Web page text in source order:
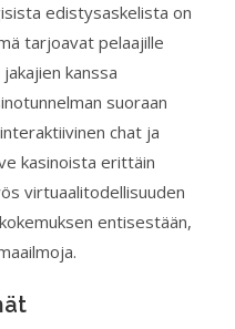
edistysaskelista on
tarjoavat pelaajille
kanssa
suoraan
chat ja
kasinoista erittäin
virtuaalitodellisuuden
entisestään,